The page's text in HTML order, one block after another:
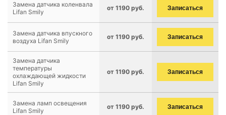
Замена датчика коленвала
Lifan Smily
от 1190 руб. Записаться
Замена датчика впускного
воздуха Lifan Smily
от 1190 руб. Записаться
Замена датчика
температуры
охлаждающей жидкости
Lifan Smily
от 1190 руб. Записаться
Замена ламп освещения
Lifan Smily
от 1190 руб. Записаться